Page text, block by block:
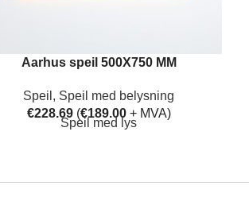
Aarhus speil 500X750 MM
Speil , Speil med belysning
€228.69 (€189.00+ MVA)
Speil med lys